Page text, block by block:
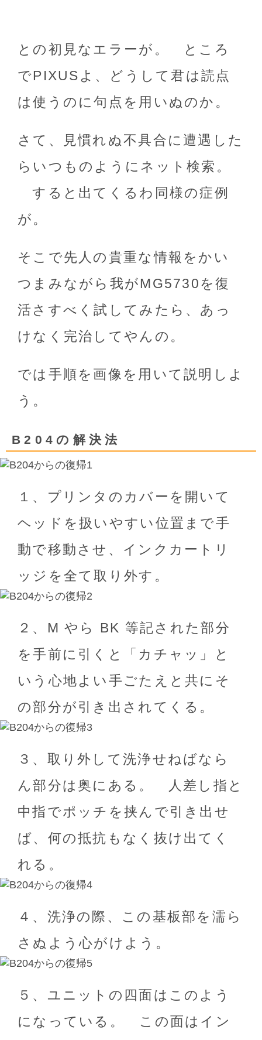
との初見なエラーが。 ところ
でPIXUSよ、どうして君は読点
は使うのに句点を用いぬのか。
さて、見慣れぬ不具合に遭遇した
らいつものようにネット検索。
すると出てくるわ同様の症例
が。
そこで先人の貴重な情報をかい
つまみながら我がMG5730を復
活さすべく試してみたら、あっ
けなく完治してやんの。
では手順を画像を用いて説明しよ
う。
B204の解決法
１、プリンタのカバーを開いて
ヘッドを扱いやすい位置まで手
動で移動させ、インクカートリ
ッジを全て取り外す。
２、M やら BK 等記された部分
を手前に引くと「カチャッ」と
いう心地よい手ごたえと共にそ
の部分が引き出されてくる。
３、取り外して洗浄せねばなら
ん部分は奥にある。 人差し指と
中指でポッチを挟んで引き出せ
ば、何の抵抗もなく抜け出てく
れる。
４、洗浄の際、この基板部を濡ら
さぬよう心がけよう。
５、ユニットの四面はこのよう
になっている。 この面はイン